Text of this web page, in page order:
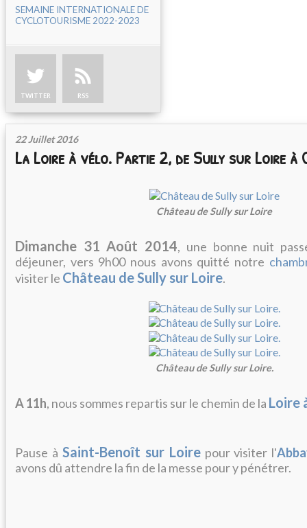
SEMAINE INTERNATIONALE DE
CYCLOTOURISME 2022-2023
TWITTER RSS
22 Juillet 2016
La Loire à vélo. Partie 2, de Sully sur Loire à
Château de Sully sur Loire
Dimanche 31 Août 2014, une bonne nuit
déjeuner, vers 9h00 nous avons quitté notre
visiter le Château de Sully sur Loire.
Château de Sully sur Loire.
A 11h, nous sommes repartis sur le chemin de la Loire
Pause à Saint-Benoît sur Loirepour visiter l'
avons dû attendre la fin de la messe pour y pénétrer.